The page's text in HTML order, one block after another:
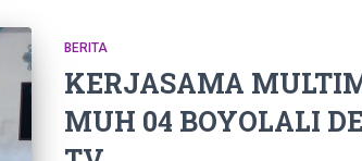
BERITA
KERJASAMA
MUH 04 BOYOLALI